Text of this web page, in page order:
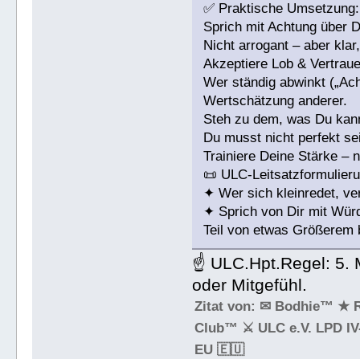
✅ Praktische Umsetzung:
Sprich mit Achtung über
Nicht arrogant – aber
Akzeptiere Lob &
Wer ständig abwinkt
Wertschätzung anderer.
Steh zu dem, was Du
Du musst nicht perfekt
Trainiere Deine Stärke –
📜 ULC-
✦ Wer sich kleinredet,
✦ Sprich von Dir mit
Teil von etwas Größerem
☝ ULC.Hpt.Regel: 5.
oder Mitgefühl.
Zitat von: ✉ Bodhie™ ★
Club™ ⚔ ULC e.V. LPD
EU 🇪🇺